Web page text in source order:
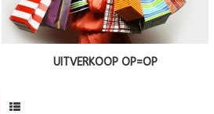
UITVERKOOP OP=OP